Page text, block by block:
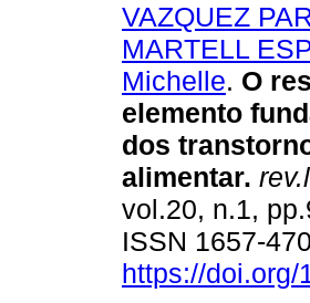
VAZQUEZ
MARTELL
Michelle. O
elemento
dos
alimentar.
vol.20, n.1,
ISSN 1657-
https://doi.org/